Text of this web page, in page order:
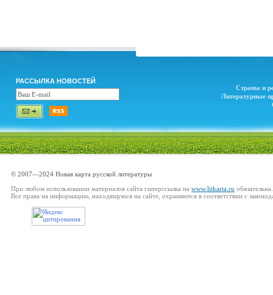
РАССЫЛКА НОВОСТЕЙ
Страны и
Литературные
© 2007—2024 Новая карта русской литературы
При любом использовании материалов сайта гиперссылка на www.litkarta.ru обязательна.
Все права на информацию, находящуюся на сайте, охраняются в соответствии с